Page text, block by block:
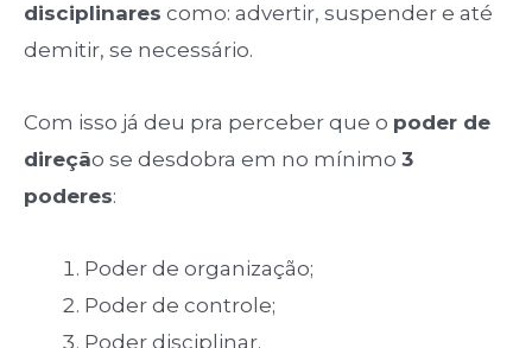
disciplinares como: advertir, suspender e até
demitir, se necessário.
Com isso já deu pra perceber que o poder de
direção se desdobra em no mínimo 3
poderes:
Poder de organização;
Poder de controle;
Poder disciplinar.